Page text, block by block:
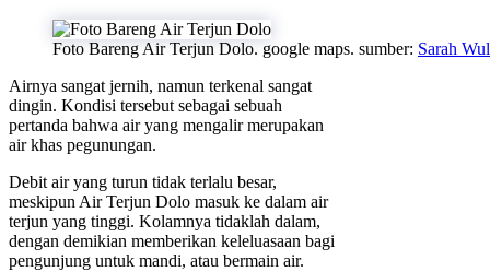
Foto Bareng Air Terjun Dolo. google maps. sumber: Sarah
Airnya sangat jernih, namun terkenal sangat
dingin. Kondisi tersebut sebagai sebuah
pertanda bahwa air yang mengalir merupakan
air khas pegunungan.
Debit air yang turun tidak terlalu besar,
meskipun Air Terjun Dolo masuk ke dalam air
terjun yang tinggi. Kolamnya tidaklah dalam,
dengan demikian memberikan keleluasaan bagi
pengunjung untuk mandi, atau bermain air.